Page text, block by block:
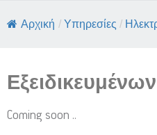
Αρχική / Υπηρεσίες /
Coming soon ..